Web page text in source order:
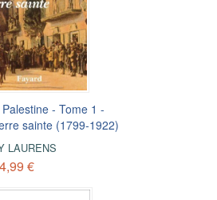
- Tome 1 -
sainte (1799-1922)
LAURENS
€